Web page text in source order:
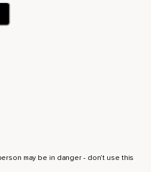
may be in danger - don’t use this